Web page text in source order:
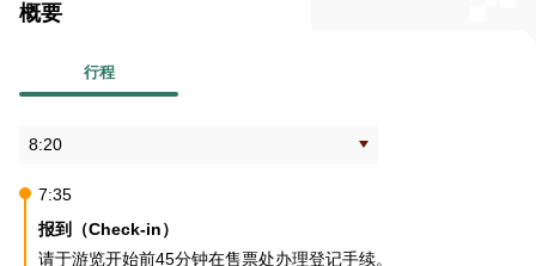
概要
行程
7:35
报到（Check-in）
请于游览开始前45分钟在售票处办理登记手续。